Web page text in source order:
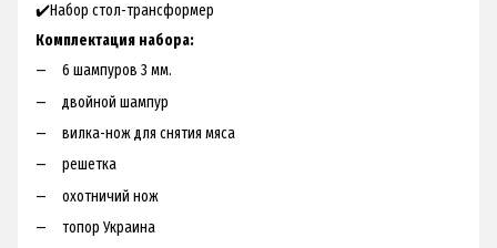
✔️Набор стол-трансформер
Комплектация набора:
6 шампуров 3 мм.
двойной шампур
вилка-нож для снятия мяса
решетка
охотничий нож
топор Украина